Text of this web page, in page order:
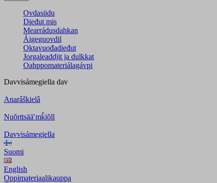
Ovdasiidu
Dieđut mis
Mearrádusdahkan
Áigeguovdil
Oktavuođadieđut
Jorgaleaddjit ja dulkkat
Oahppomateriálagávpi
Davvisámegiella dav
Anarâškielâ
Nuõrttsääʹmǩiõll
Davvisámegiella
Suomi
English
Oppimateriaalikauppa